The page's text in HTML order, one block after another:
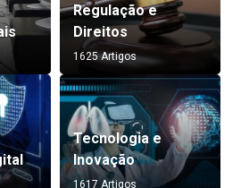
Regulação e
Direitos
1625 Artigos
Tecnologia e
Inovação
1617 Artigos